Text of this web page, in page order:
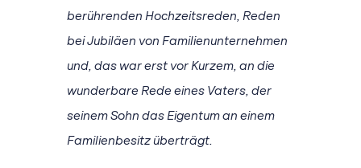
berührenden Hochzeitsreden, Reden
bei Jubiläen von Familienunternehmen
und, das war erst vor Kurzem, an die
wunderbare Rede eines Vaters, der
seinem Sohn das Eigentum an einem
Familienbesitz überträgt.